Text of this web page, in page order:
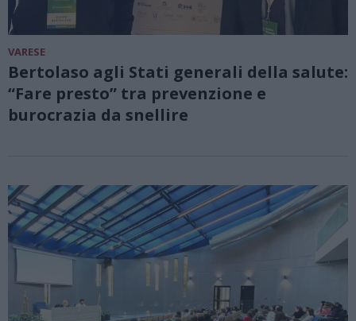
VARESE
Bertolaso agli Stati generali della salute:
“Fare presto” tra prevenzione e
burocrazia da snellire